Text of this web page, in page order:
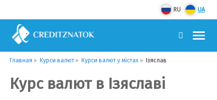
RU UA
Главная Курси валют Курси валют у містах Ізяслав
Курс валют в Ізяславі